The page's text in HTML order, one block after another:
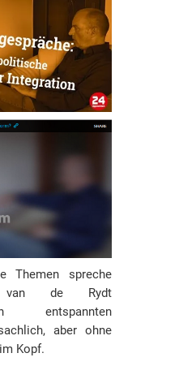
Themen spreche
de Rydt
aber ohne
Kopf.